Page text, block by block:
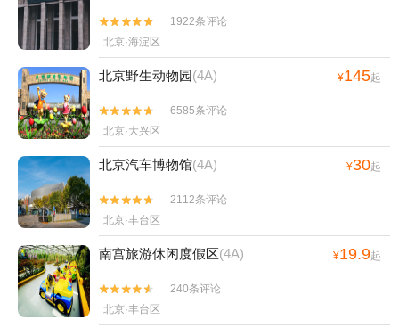


1922条评论
北京·海淀区
北京野生动物园(4A) ¥145起


6585条评论
北京·大兴区
北京汽车博物馆(4A) ¥30起


2112条评论
北京·丰台区
南宫旅游休闲度假区(4A) ¥19.9起


240条评论
北京·丰台区